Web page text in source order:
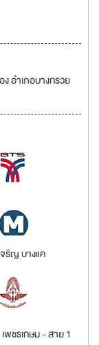
อำเภอบางกรวย
ริญ บางแค
พชรเกษม - สาย 1